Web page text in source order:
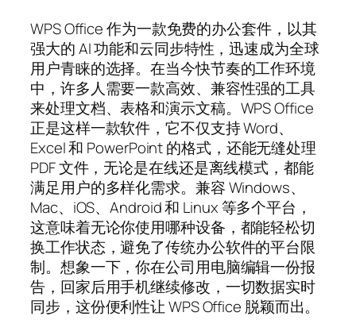
WPS Office 作为一款免费的办公套件，以其
强大的 AI 功能和云同步特性，迅速成为全球
用户青睐的选择。在当今快节奏的工作环境
中，许多人需要一款高效、兼容性强的工具
来处理文档、表格和演示文稿。WPS Office
正是这样一款软件，它不仅支持 Word、
Excel 和 PowerPoint 的格式，还能无缝处理
PDF 文件，无论是在线还是离线模式，都能
满足用户的多样化需求。兼容 Windows、
Mac、iOS、Android 和 Linux 等多个平台，
这意味着无论你使用哪种设备，都能轻松切
换工作状态，避免了传统办公软件的平台限
制。想象一下，你在公司用电脑编辑一份报
告，回家后用手机继续修改，一切数据实时
同步，这份便利性让 WPS Office 脱颖而出。